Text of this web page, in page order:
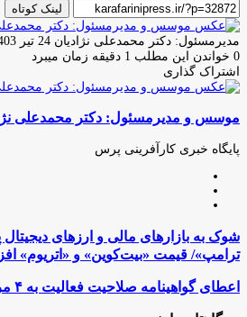
لینک کوتاه
مدیرمسئول: دکتر محمدعلی نژادیان ارسال
ایمیل
24 تیر 1403 18:54
0 خواندن این مطلب 1 دقیقه زمان میبرد
اشتراک گذاری
فیس
توئیتر
لینکدین
واتس
تلگرام
اشتراک
از
ایمیل
چاپ
موسس و مدیرمسئول: دکتر محمدعلی
پایگاه خبری کارآفرینی پرس
شوک
به
بازارهای
مالی
و
ارزهای
شوک به بازارهای مالی و ارزهای
ترامپ»/ قیمت «بیت‌کوین» و «اتریوم»
اعطای
اعطای گواهینامه صلاحیت فعالیت به ۴ مرکز نوآوری